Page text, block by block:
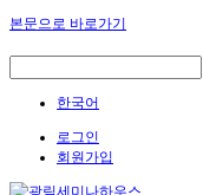
본문으로 바로가기
한국어
로그인
회원가입